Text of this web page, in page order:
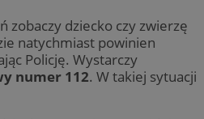
zobaczy dziecko czy zwierzę
natychmiast powinien
Policję. Wystarczy
numer 112. W takiej sytuacji